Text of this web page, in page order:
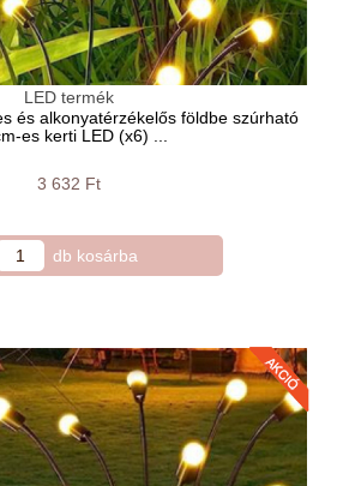
LED termék
és alkonyatérzékelős földbe szúrható
es kerti LED (x6) ...
3 632 Ft